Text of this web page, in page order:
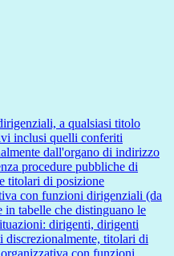
a qualsiasi titolo
inclusi quelli conferiti
dall'organo di indirizzo
procedure pubbliche di
titolari di posizione
con funzioni dirigenziali (da
in tabelle che distinguano le
dirigenti, dirigenti
discrezionalmente, titolari di